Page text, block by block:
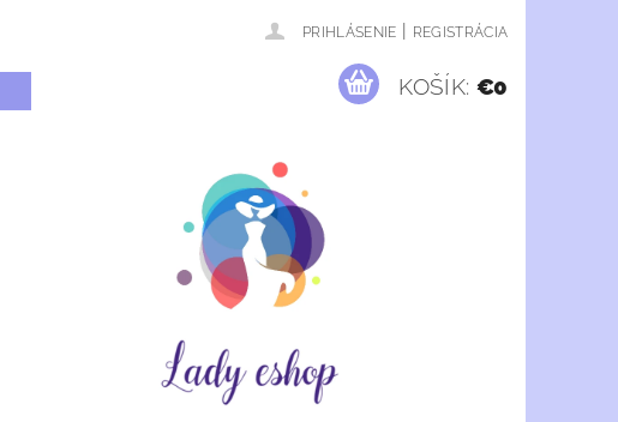
PRIHLÁSENIE | REGISTRÁCIA
KOŠÍK: €0